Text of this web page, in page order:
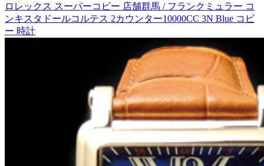
ロレックス スーパーコピー 店舗群馬 / フランクミュラー コ
ンキスタドールコルテス 2カウンター10000CC 3N Blue コピ
ー 時計